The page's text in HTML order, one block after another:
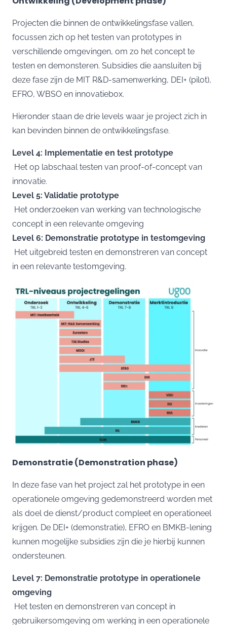
Projecten die binnen de ontwikkelingsfase vallen,
focussen zich op het testen van prototypes in
verschillende omgevingen, om zo het concept te
testen en demonsteren. Subsidies die aansluiten bij
deze fase zijn de MIT R&D-samenwerking, DEI+ (pilot),
EFRO, WBSO en innovatiebox.
Hieronder staan de drie levels waar je project zich in
kan bevinden binnen de ontwikkelingsfase.
Level 4: Implementatie en test prototype
Het op labschaal testen van proof-of-concept van
innovatie.
Level 5: Validatie prototype
Het onderzoeken van werking van technologische
concept in een relevante omgeving
Level 6: Demonstratie prototype in testomgeving
Het uitgebreid testen en demonstreren van concept
in een relevante testomgeving.
Demonstratie (Demonstration phase)
In deze fase van het project zal het prototype in een
operationele omgeving gedemonstreerd worden met
als doel de dienst/product compleet en operationeel
krijgen. De DEI+ (demonstratie), EFRO en BMKB-lening
kunnen mogelijke subsidies zijn die je hierbij kunnen
ondersteunen.
Level 7: Demonstratie prototype in operationele
omgeving
Het testen en demonstreren van concept in
gebruikersomgeving om werking in een operationele